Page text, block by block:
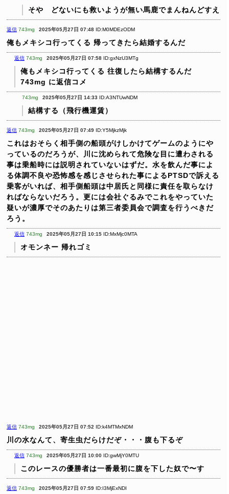
そや どないにも救いようが無い馬鹿でまんねんどすえ
返信 743mg 2025年05月27日 07:48 ID:M0MDEzODM
俺もメキシコ行ってくる 帰ってきたら結婚するんだ
返信 743mg 2025年05月27日 07:58 ID:gxNzU3MTg
俺もメキシコ行ってくる 往復したら結構するんだ
743mg に返信コメ
743mg 2025年05月27日 14:33 ID:A3NTUwNDM
結構する（飛行機運賃）
返信 743mg 2025年05月27日 07:49 ID:Y5MjkzMjk
これはおそらく相手側の船頭がけしかけてゲームのようにや
っているのだろうが、川に沈められて危険な目に遭わされる
事は乗船時には説明されていないはずだ。水を飲んだ事によ
る体調不良や恐怖感を感じさせられた事によるPTSDで訴える
乗客がいれば、相手側船頭は中居氏と同様に責任を取らなけ
ればならないだろう。更には会社ぐるみでこれをやっていた
疑いが濃厚でそのあたりは第三者委員会で調査を行うべきだ
ろう。
返信 743mg 2025年05月27日 10:15 ID:MxMjc0MTA
オモンネー 帰れゴミ
返信 743mg 2025年05月27日 07:52 ID:k4MTMxNDM
川の水なんて、寄生虫だらけだぞ・・・腹も下るぞ
返信 743mg 2025年05月27日 10:00 ID:gwMjY0MTU
このレースの優勝者は一番最初に腹を下した奴で〜す
返信 743mg 2025年05月27日 07:59 ID:I3MjExNDI